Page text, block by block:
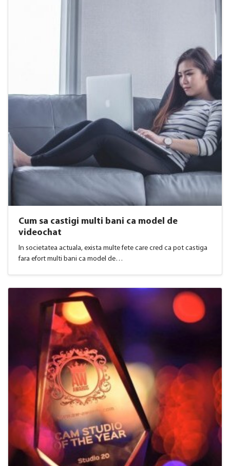
Cum sa castigi multi bani ca model de
videochat
In societatea actuala, exista multe fete care cred ca pot castiga
fara efort multi bani ca model de…